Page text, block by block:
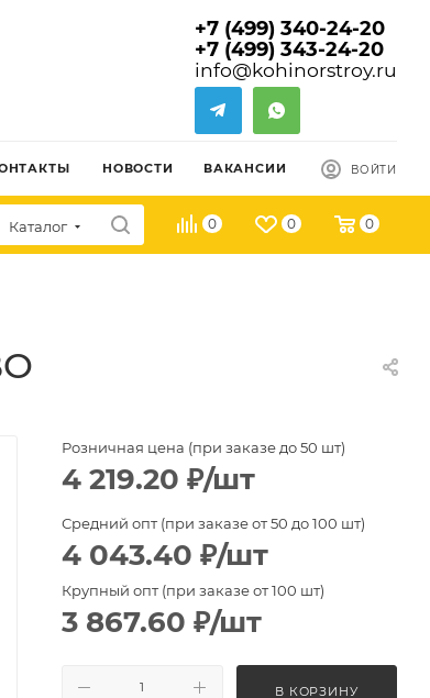
+7 (499) 340-24-20
+7 (499) 343-24-20
info@kohinorstroy.ru
НОВОСТИ ВАКАНСИИ ВОЙТИ
Каталог 0 0 0
Розничная цена (при заказе до 50 шт)
4 219.20 ₽/шт
Средний опт (при заказе от 50 до 100 шт)
4 043.40 ₽/шт
Крупный опт (при заказе от 100 шт)
3 867.60 ₽/шт
В КОРЗИНУ